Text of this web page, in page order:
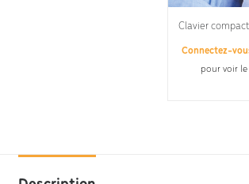
Clavier
Connectez-
pour voir